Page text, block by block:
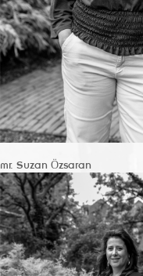
mr. Suzan Ӧzsaran